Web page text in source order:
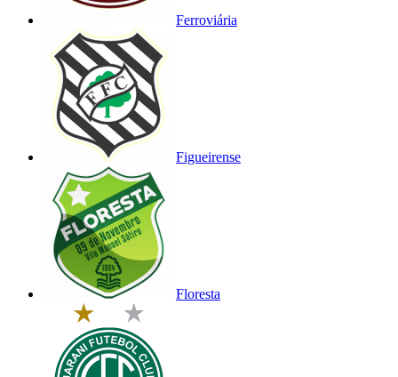
Ferroviária
Figueirense
Floresta